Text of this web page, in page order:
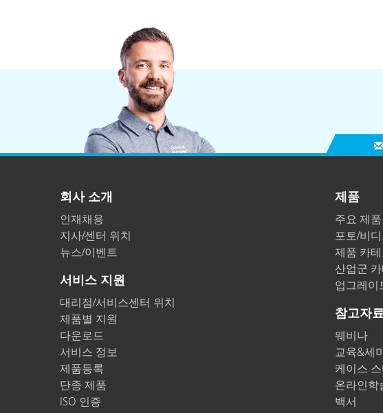
회사 소개
인재채용
지사/센터 위치
뉴스/이벤트
서비스 지원
대리점/서비스센터 위치
제품별 지원
다운로드
서비스 정보
제품등록
단종 제품
ISO 인증
제품
주요 제품
포토/비
제품 카
산업군
업그레이
참고자
웨비나
교육&세
케이스
온라인학
백서